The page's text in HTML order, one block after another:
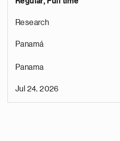
Research
Panamá
Panama
Jul 24, 2026